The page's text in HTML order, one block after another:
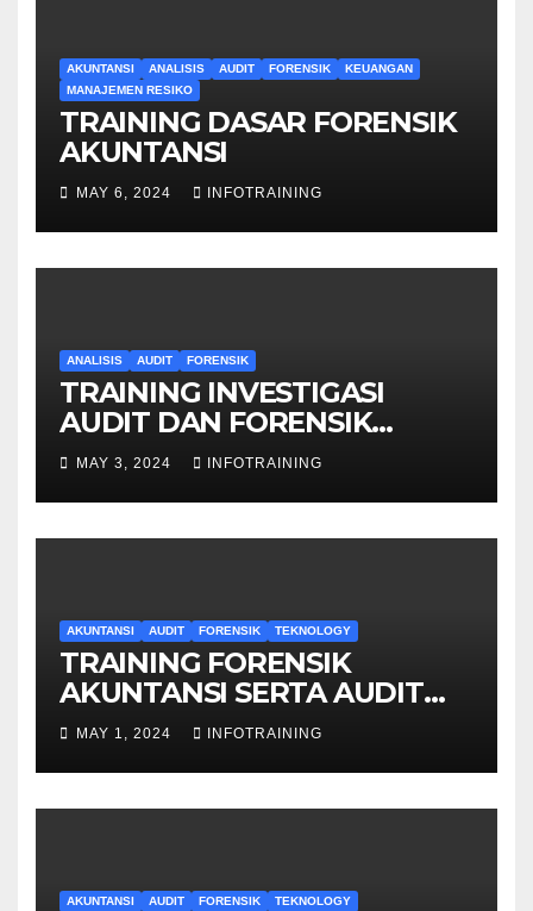
AKUNTANSI ANALISIS AUDIT FORENSIK
KEUANGAN
MANAJEMEN RESIKO
TRAINING DASAR FORENSIK
AKUNTANSI
MAY 6, 2024 INFOTRAINING
ANALISIS AUDIT FORENSIK
TRAINING INVESTIGASI
AUDIT DAN FORENSIK
KEUANGAN
MAY 3, 2024 INFOTRAINING
AKUNTANSI AUDIT FORENSIK TEKNOLOGY
TRAINING FORENSIK
AKUNTANSI SERTA AUDIT
PENYELIDIKAN
MAY 1, 2024 INFOTRAINING
AKUNTANSI AUDIT FORENSIK TEKNOLOGY